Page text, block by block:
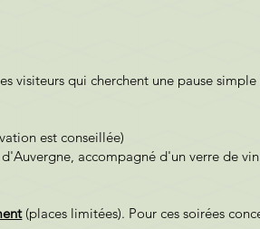
visiteurs qui cherchent une pause
est conseillée)
accompagné d'un verre de
(places limitées). Pour ces soirées